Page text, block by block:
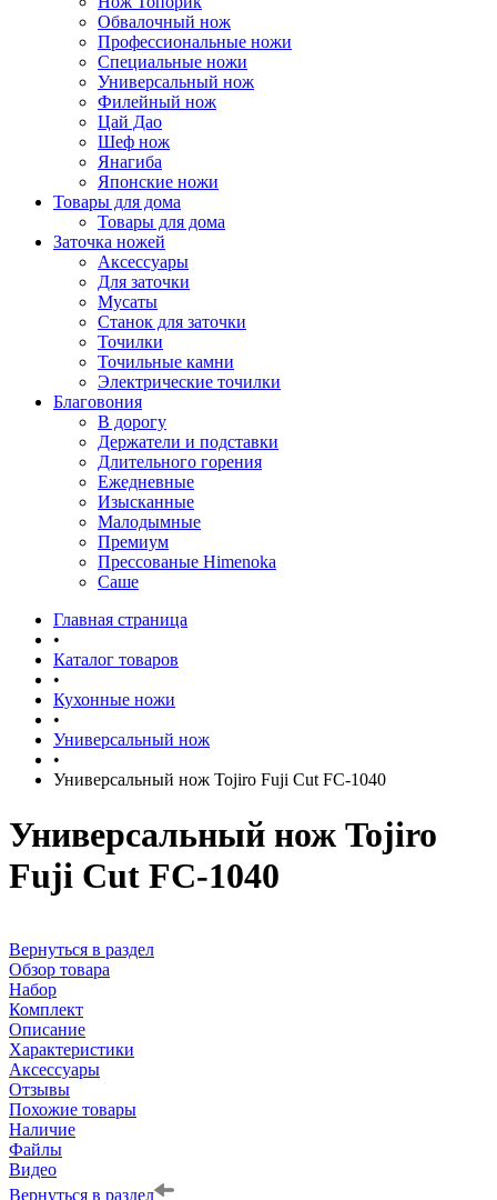
Обвалочный нож
Профессиональные ножи
Специальные ножи
Универсальный нож
Филейный нож
Цай Дао
Шеф нож
Янагиба
Японские ножи
Товары для дома
Товары для дома
Заточка ножей
Аксессуары
Для заточки
Мусаты
Станок для заточки
Точилки
Точильные камни
Электрические точилки
Благовония
В дорогу
Держатели и подставки
Длительного горения
Ежедневные
Изысканные
Малодымные
Премиум
Прессованые Himenoka
Саше
Главная страница
•
Каталог товаров
•
Кухонные ножи
•
Универсальный нож
•
Универсальный нож Tojiro Fuji Cut FC-1040
Универсальный нож Tojiro
Fuji Cut FC-1040
Вернуться в раздел
Обзор товара
Набор
Комплект
Описание
Характеристики
Аксессуары
Отзывы
Похожие товары
Наличие
Файлы
Видео
Вернуться в раздел